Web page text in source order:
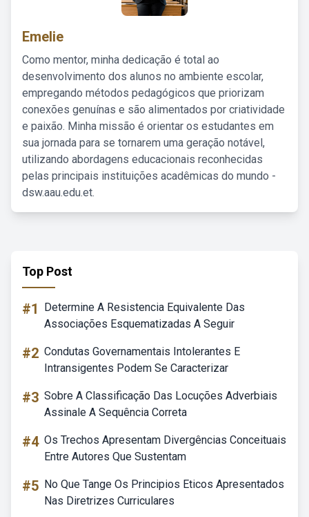
Emelie
Como mentor, minha dedicação é total ao
desenvolvimento dos alunos no ambiente escolar,
empregando métodos pedagógicos que priorizam
conexões genuínas e são alimentados por criatividade
e paixão. Minha missão é orientar os estudantes em
sua jornada para se tornarem uma geração notável,
utilizando abordagens educacionais reconhecidas
pelas principais instituições acadêmicas do mundo -
dsw.aau.edu.et.
Top Post
#1
Determine A Resistencia Equivalente Das
Associações Esquematizadas A Seguir
#2 Condutas Governamentais Intolerantes E
Intransigentes Podem Se Caracterizar
#3 Sobre A Classificação Das Locuções Adverbiais
Assinale A Sequência Correta
#4 Os Trechos Apresentam Divergências Conceituais
Entre Autores Que Sustentam
#5 No Que Tange Os Principios Eticos Apresentados
Nas Diretrizes Curriculares